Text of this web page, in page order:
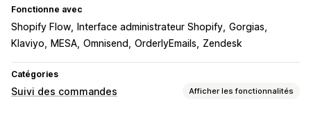
Fonctionne avec
Shopify Flow Interface administrateur Shopify Gorgias
Klaviyo
MESA Omnisend OrderlyEmails Zendesk
Catégories
Suivi des commandes Afficher les fonctionnalités